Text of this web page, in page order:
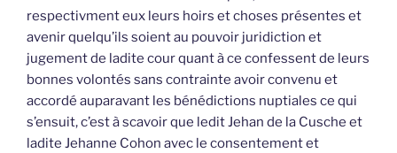
respectivment eux leurs hoirs et choses présentes et
avenir quelqu’ils soient au pouvoir juridiction et
jugement de ladite cour quant à ce confessent de leurs
bonnes volontés sans contrainte avoir convenu et
accordé auparavant les bénédictions nuptiales ce qui
s’ensuit, c’est à scavoir que ledit Jehan de la Cusche et
ladite Jehanne Cohon avec le consentement et